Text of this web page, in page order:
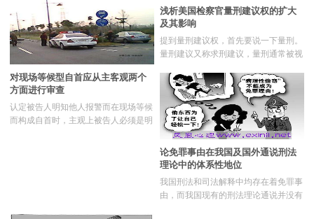
案对象，胡某是自动到案还是被群众扭
送，胡某可否认定构成一般自首？问题
二、被告人黄某接到异地公安机关电话
通知后，按时主动到Ｃ市Ｄ区公安机关
投案，刚进入一楼办公室门口，便被案
发地Ａ市Ｂ区公安干警被抓捕，可否认
定被告人黄某如实供述共同盗窃行为为
产生分歧。
对现场等候型自首应从主客观两个
方面进行审查
认定被告人明知他人报警而在现场等候
而构成自首时，主观上被告人必须是明
浅析美国检察官量刑建议权的扩大
及其影响
提到量刑建议权，首先要说一下量刑。
量刑建议又称求刑建议，量刑通常被视
量刑判决，但缓刑官、检察官及辩护律
师都能对量刑施加一定影响。理论上来
说，检察官量刑建议对法庭或陪审团并
无约束力。
论免罪事由在我国及国外通说刑法
理论中的体系性地位
我国刑法和司法解释中均存在着免罪事
由，而我国现有的刑法理论通说并没有